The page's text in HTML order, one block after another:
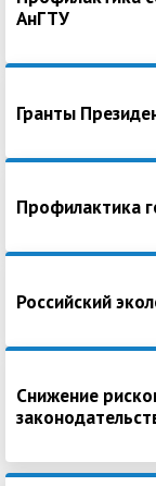
АнГТУ
Гранты
Профилактика
Российский
Снижение